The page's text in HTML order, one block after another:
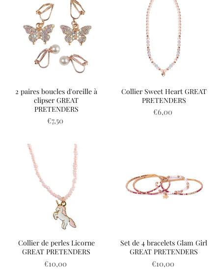
2 paires boucles d'oreille à
clipser GREAT
PRETENDERS
€7,50
Collier Sweet Heart GREAT
PRETENDERS
€6,00
Collier de perles Licorne
GREAT PRETENDERS
€10,00
Set de 4 bracelets Glam Girl
GREAT PRETENDERS
€10,00